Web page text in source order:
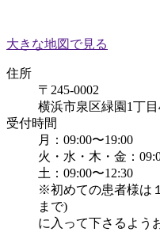
大きな地図で見る
住所
〒245-0002
横浜市泉区緑園1丁
受付時間
月：09:00〜19:00
火・水・木・金：
土：09:00〜12:30
※初めての患者様は
まで)
に入って下さるよう